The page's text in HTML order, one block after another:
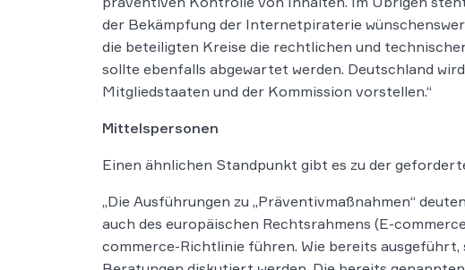
der Bekämpfung der Internetpiraterie
die beteiligten Kreise die rechtlichen und
sollte ebenfalls abgewartet werden. Deutschland
Mitgliedstaaten und der Kommission vorstellen.“
Mittelspersonen
Einen ähnlichen Standpunkt gibt es zu der
„Die Ausführungen zu „Präventivmaßnahmen“
auch des europäischen Rechtsrahmens (E-
commerce-Richtlinie führen. Wie bereits